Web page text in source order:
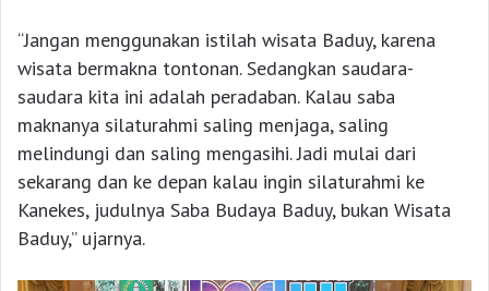
“Jangan menggunakan istilah wisata Baduy, karena
wisata bermakna tontonan. Sedangkan saudara-
saudara kita ini adalah peradaban. Kalau saba
maknanya silaturahmi saling menjaga, saling
melindungi dan saling mengasihi. Jadi mulai dari
sekarang dan ke depan kalau ingin silaturahmi ke
Kanekes, judulnya Saba Budaya Baduy, bukan Wisata
Baduy,” ujarnya.